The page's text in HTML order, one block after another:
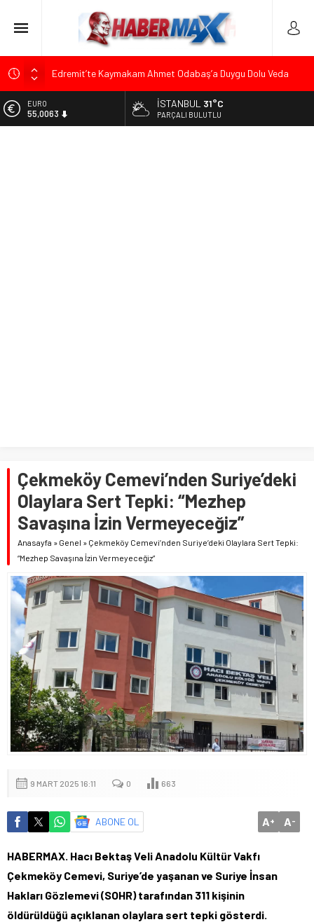
Edremit’te Kaymakam Ahmet Odabaş’a Duygu Dolu Veda
Tarihçi Yusuf Halaçoğlu’ndan TBMM’ye Sunulan Yasa Teklifine
Sert Eleştiri: “Osmanlı’nın Hukuk Anlayışının Gerisine
ALTIN
6.543,59
İSTANBUL 31°C
PARÇALI BULUTLU
Çekmeköy Cemevi’nden Suriye’deki
Olaylara Sert Tepki: “Mezhep
Savaşına İzin Vermeyeceğiz”
Anasayfa » Genel » Çekmeköy Cemevi’nden Suriye’deki Olaylara Sert Tepki:
“Mezhep Savaşına İzin Vermeyeceğiz”
9 MART 2025 16:11 0 663
ABONE OL A+ A-
HABERMAX. Hacı Bektaş Veli Anadolu Kültür Vakfı
Çekmeköy Cemevi, Suriye’de yaşanan ve Suriye İnsan
Hakları Gözlemevi (SOHR) tarafından 311 kişinin
öldürüldüğü açıklanan olaylara sert tepki gösterdi.